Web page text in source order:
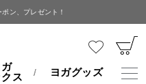
ン、プレゼント！
ガ
ス
ヨガグッズ